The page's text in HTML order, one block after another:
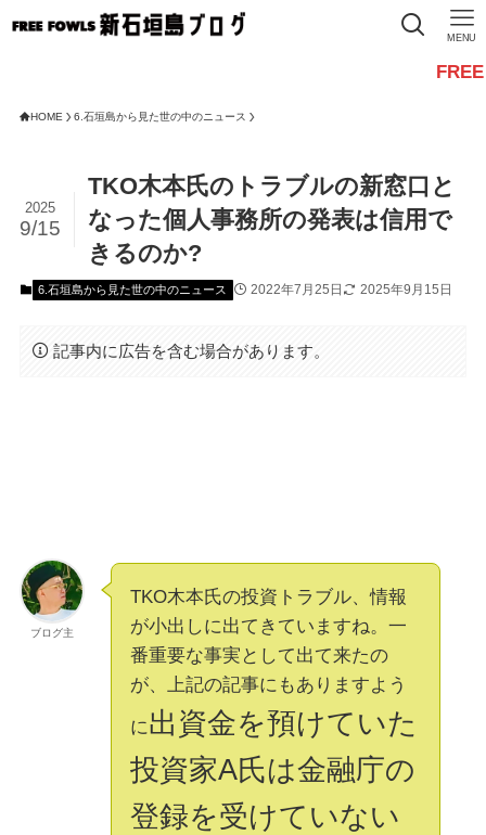
MENU
FREE FOWLS
HOME 6.石垣島から見た世の中のニュース
TKO木本氏のトラブルの新窓口と
なった個人事務所の発表は信用で
きるのか?
2025
9/15
6.石垣島から見た世の中のニュース 2022年7月25日 2025年9月15日
記事内に広告を含む場合があります。
ブログ主
TKO木本氏の投資トラブル、情報
が小出しに出てきていますね。一
番重要な事実として出て来たの
が、上記の記事にもありますよう
に出資金を預けていた
投資家A氏は金融庁の
登録を受けていない